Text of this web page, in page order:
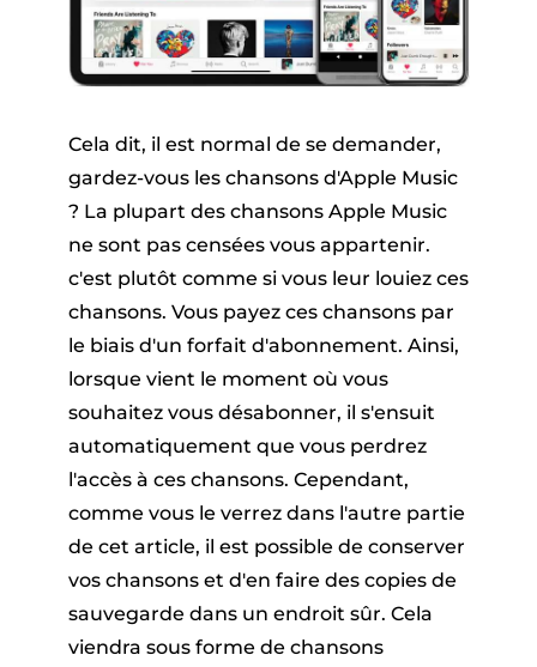
Cela dit, il est normal de se demander,
gardez-vous les chansons d'Apple Music
? La plupart des chansons Apple Music
ne sont pas censées vous appartenir.
c'est plutôt comme si vous leur louiez ces
chansons. Vous payez ces chansons par
le biais d'un forfait d'abonnement. Ainsi,
lorsque vient le moment où vous
souhaitez vous désabonner, il s'ensuit
automatiquement que vous perdrez
l'accès à ces chansons. Cependant,
comme vous le verrez dans l'autre partie
de cet article, il est possible de conserver
vos chansons et d'en faire des copies de
sauvegarde dans un endroit sûr. Cela
viendra sous forme de chansons